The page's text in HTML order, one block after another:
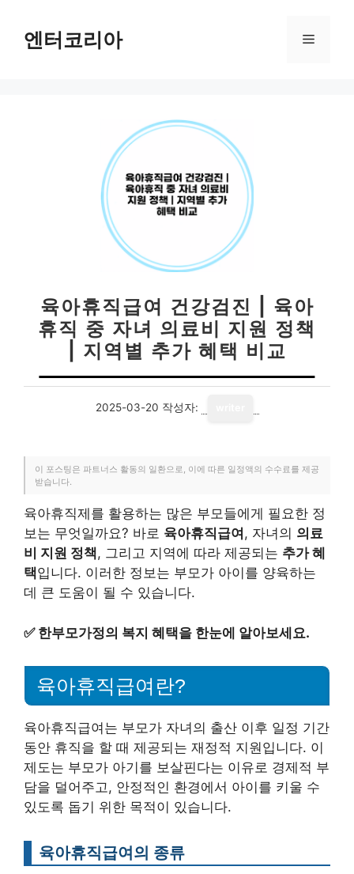
엔터코리아 메
육아휴직급여 건강검진 | 육아
휴직 중 자녀 의료비 지원 정책
| 지역별 추가 혜택 비교
2025-03-20 작성자:
이 포스팅은 파트너스 활동의 일환으로, 이에 따른 일정액의 수수료를 제공
받습니다.
육아휴직제를 활용하는 많은 부모들에게 필요한 정
보는 무엇일까요? 바로 육아휴직급여 , 자녀의 의료
비 지원 정책, 그리고 지역에 따라 제공되는 추가 혜
택입니다. 이러한 정보는 부모가 아이를 양육하는
데 큰 도움이 될 수 있습니다.
✅ 한부모가정의 복지 혜택을 한눈에 알아보세요.
육아휴직급여란?
육아휴직급여는 부모가 자녀의 출산 이후 일정 기간
동안 휴직을 할 때 제공되는 재정적 지원입니다. 이
제도는 부모가 아기를 보살핀다는 이유로 경제적 부
담을 덜어주고, 안정적인 환경에서 아이를 키울 수
있도록 돕기 위한 목적이 있습니다.
육아휴직급여의 종류